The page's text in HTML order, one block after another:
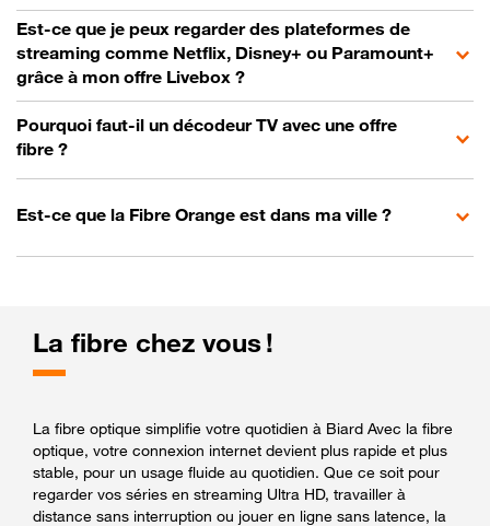
Est-ce que je peux regarder des plateformes de
streaming comme Netflix, Disney+ ou Paramount+
grâce à mon offre Livebox ?
Pourquoi faut-il un décodeur TV avec une offre
fibre ?
Est-ce que la Fibre Orange est dans ma ville ?
La fibre chez vous !
La fibre optique simplifie votre quotidien à Biard Avec la fibre
optique, votre connexion internet devient plus rapide et plus
stable, pour un usage fluide au quotidien. Que ce soit pour
regarder vos séries en streaming Ultra HD, travailler à
distance sans interruption ou jouer en ligne sans latence, la